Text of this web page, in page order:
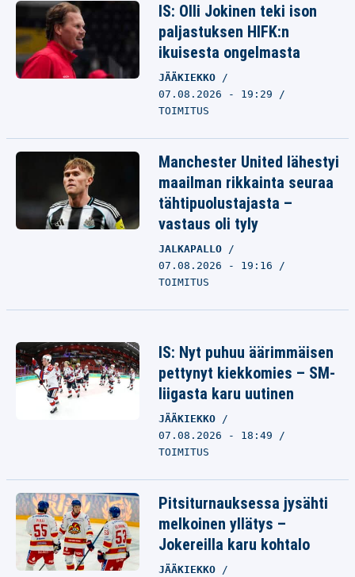
IS: Olli Jokinen teki ison
paljastuksen HIFK:n
ikuisesta ongelmasta
JÄÄKIEKKO
07.08.2026 - 19:29
TOIMITUS
Manchester United lähestyi
maailman rikkainta seuraa
tähtipuolustajasta –
vastaus oli tyly
JALKAPALLO
07.08.2026 - 19:16
TOIMITUS
IS: Nyt puhuu äärimmäisen
pettynyt kiekkomies – SM-
liigasta karu uutinen
JÄÄKIEKKO
07.08.2026 - 18:49
TOIMITUS
Pitsiturnauksessa jysähti
melkoinen yllätys –
Jokereilla karu kohtalo
JÄÄKIEKKO